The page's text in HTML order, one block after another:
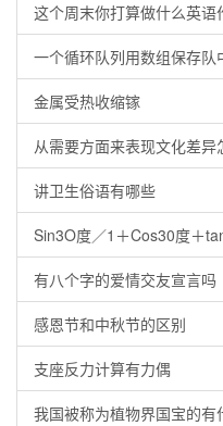
这个周末你打算做什么英语
一个循环队列用数组保存
金属受热收缩镓
从需要方面来表现文化差异
讲卫生俗语有哪些
Sin3O度／1＋Cos30度＋
有八个字的爱情交友宣言吗
感恩节和中秋节的区别
支座反力计算有力偶
我国被称为植物界国宝的有